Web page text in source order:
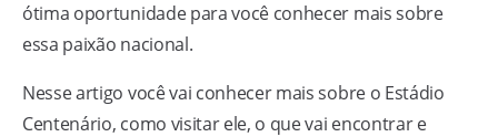
ótima oportunidade para você conhecer mais sobre
essa paixão nacional.
Nesse artigo você vai conhecer mais sobre o Estádio
Centenário, como visitar ele, o que vai encontrar e